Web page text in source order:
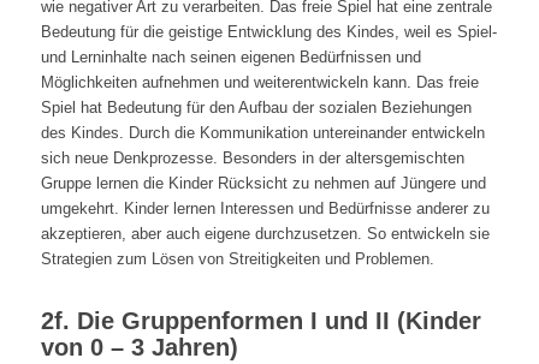
wie negativer Art zu verarbeiten. Das freie Spiel hat eine zentrale
Bedeutung für die geistige Entwicklung des Kindes, weil es Spiel-
und Lerninhalte nach seinen eigenen Bedürfnissen und
Möglichkeiten aufnehmen und weiterentwickeln kann. Das freie
Spiel hat Bedeutung für den Aufbau der sozialen Beziehungen
des Kindes. Durch die Kommunikation untereinander entwickeln
sich neue Denkprozesse. Besonders in der altersgemischten
Gruppe lernen die Kinder Rücksicht zu nehmen auf Jüngere und
umgekehrt. Kinder lernen Interessen und Bedürfnisse anderer zu
akzeptieren, aber auch eigene durchzusetzen. So entwickeln sie
Strategien zum Lösen von Streitigkeiten und Problemen.
2f. Die Gruppenformen I und II (Kinder
von 0 – 3 Jahren)